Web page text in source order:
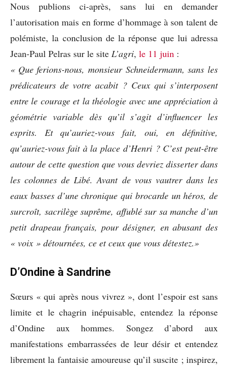
Nous publions ci-après, sans lui en demander
l’autorisation mais en forme d’hommage à son talent de
polémiste, la conclusion de la réponse que lui adressa
Jean-Paul Pelras sur le site L’agri, le 11 juin :
« Que ferions-nous, monsieur Schneidermann, sans les
prédicateurs de votre acabit ? Ceux qui s’interposent
entre le courage et la théologie avec une appréciation à
géométrie variable dès qu’il s’agit d’influencer les
esprits. Et qu’auriez-vous fait, oui, en définitive,
qu’auriez-vous fait à la place d’Henri ? C’est peut-être
autour de cette question que vous devriez disserter dans
les colonnes de Libé. Avant de vous vautrer dans les
eaux basses d’une chronique qui brocarde un héros, de
surcroît, sacrilège suprême, affublé sur sa manche d’un
petit drapeau français, pour désigner, en abusant des
« voix » détournées, ce et ceux que vous détestez.»
D’Ondine à Sandrine
Sœurs « qui après nous vivrez », dont l’espoir est sans
limite et le chagrin inépuisable, entendez la réponse
d’Ondine aux hommes. Songez d’abord aux
manifestations embarrassées de leur désir et entendez
librement la fantaisie amoureuse qu’il suscite ; inspirez,